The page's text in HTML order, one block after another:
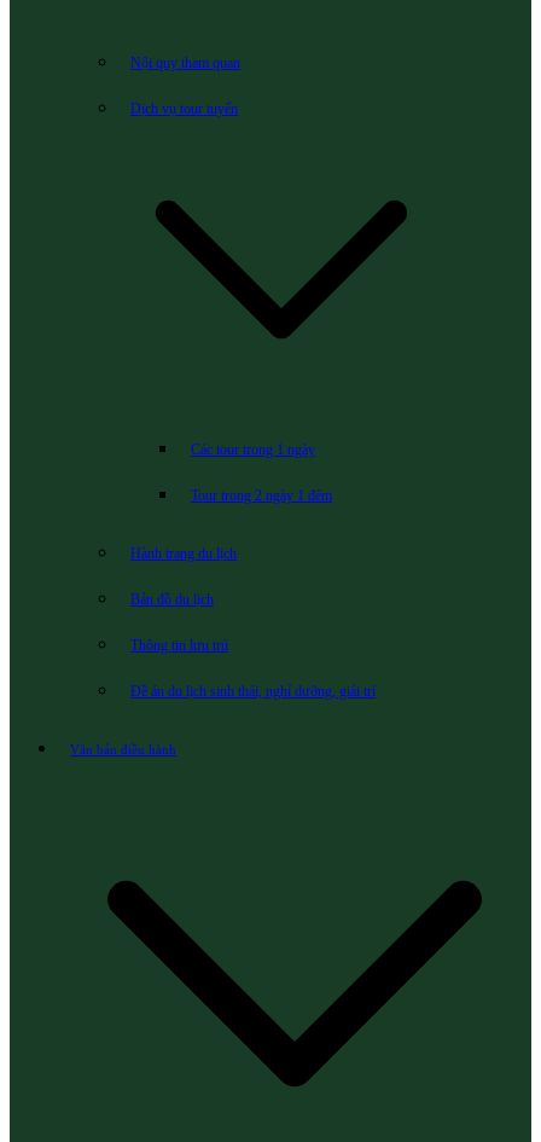
Nội quy tham quan
Dịch vụ tour tuyến
Các tour trong 1 ngày
Tour trong 2 ngày 1 đêm
Hành trang du lịch
Bản đồ du lịch
Thông tin lưu trú
Đề án du lịch sinh thái, nghỉ dưỡng, giải trí
Văn bản điều hành